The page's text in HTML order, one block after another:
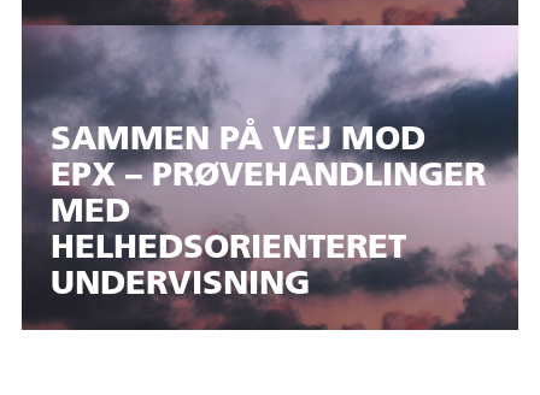
SAMMEN PÅ VEJ MOD
EPX – PRØVEHANDLINGER
MED
HELHEDSORIENTERET
UNDERVISNING